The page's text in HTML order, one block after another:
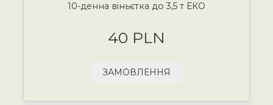
10-денна віньєтка до 3,5 т ЕКО
40 PLN
ЗАМОВЛЕННЯ